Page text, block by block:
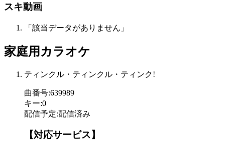
スキ動画
「該当データがありません」
家庭用カラオケ
ティンクル・ティンクル・ティンク!
曲番号:639989
キー:0
配信予定:配信済み
【対応サービス】